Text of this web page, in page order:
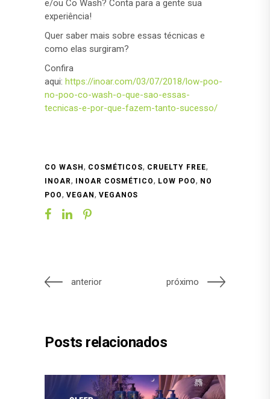
e/ou Co Wash? Conta para a gente sua
experiência!
Quer saber mais sobre essas técnicas e
como elas surgiram?
Confira
aqui: https://inoar.com/03/07/2018/low-poo-
no-poo-co-wash-o-que-sao-essas-
tecnicas-e-por-que-fazem-tanto-sucesso/
CO WASH , COSMÉTICOS, CRUELTY FREE,
INOAR, INOAR COSMÉTICO, LOW POO, NO
POO, VEGAN , VEGANOS
anterior próximo
Posts relacionados